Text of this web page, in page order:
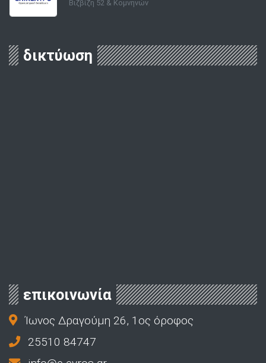
Βιζβίζη 52 & Κομνηνών
δικτύωση
επικοινωνία
Ίωνος Δραγούμη 26, 1ος όροφος
25510 84747